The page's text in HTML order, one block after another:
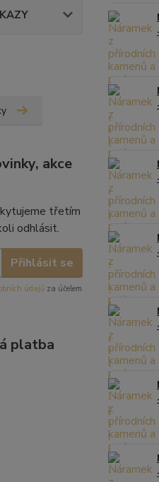
akce
třetím
odhlásit.
Přihlásit se
údajů za účelem
platba